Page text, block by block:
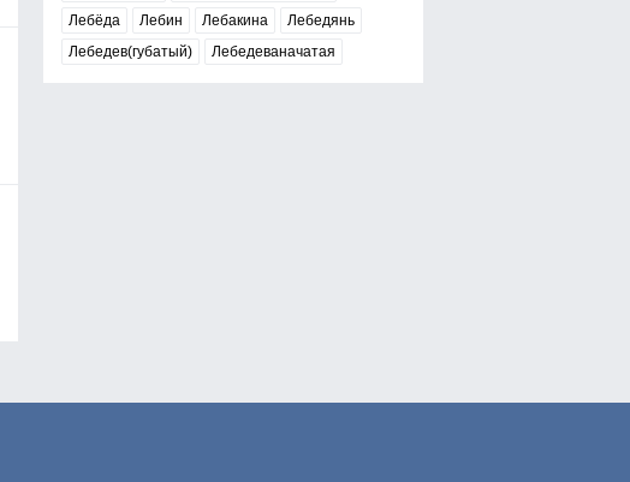
Лебёда
Лебин Лебакина
Лебедянь
Лебедев(губатый)
Лебедеваначатая